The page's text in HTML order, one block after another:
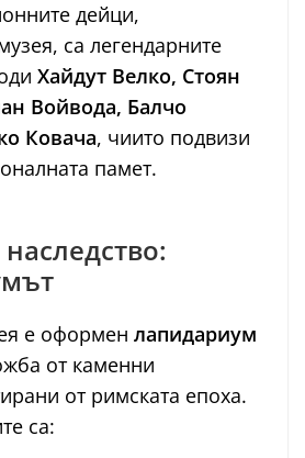
дейци,
са легендарните
Хайдут Велко, Стоян
Войвода, Балчо
Ковача, чиито подвизи
памет.
е оформен лапидариум
от каменни
от римската епоха.
са: